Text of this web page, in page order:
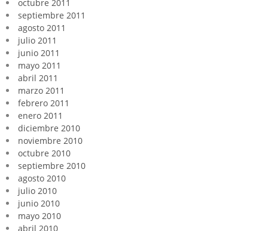
octubre 2011
septiembre 2011
agosto 2011
julio 2011
junio 2011
mayo 2011
abril 2011
marzo 2011
febrero 2011
enero 2011
diciembre 2010
noviembre 2010
octubre 2010
septiembre 2010
agosto 2010
julio 2010
junio 2010
mayo 2010
abril 2010